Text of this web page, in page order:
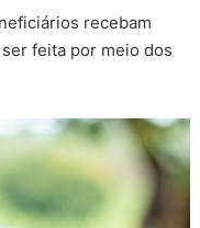
recebam
feita por meio dos